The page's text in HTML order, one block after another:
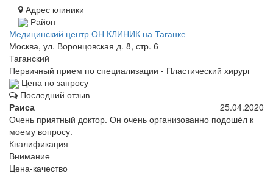
Адрес клиники
Район
Медицинский центр ОН КЛИНИК на Таганке
Москва, ул. Воронцовская д. 8, стр. 6
Таганский
Первичный прием по специализации - Пластический хирург
Цена по запросу
Последний отзыв
Раиса
25.04.2020
Очень приятный доктор. Он очень организованно подошёл к
моему вопросу.
Квалификация
Внимание
Цена-качество